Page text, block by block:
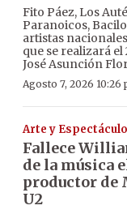
Fito Páez, Los
Paranoicos,
artistas
que se realizará
José Asunción
Agosto 7, 2026 10:26
Arte y
Fallece
de la música
productor de
U2